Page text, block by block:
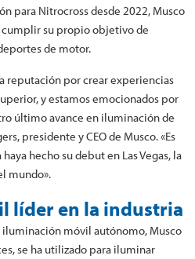
para Nitrocross desde 2022, Musco
cumplir su propio objetivo de
de motor.
reputación por crear experiencias
y estamos emocionados por
último avance en iluminación de
presidente y CEO de Musco. «Es
hecho su debut en Las Vegas, la
mundo».
líder en la industria
iluminación móvil autónomo, Musco
se ha utilizado para iluminar